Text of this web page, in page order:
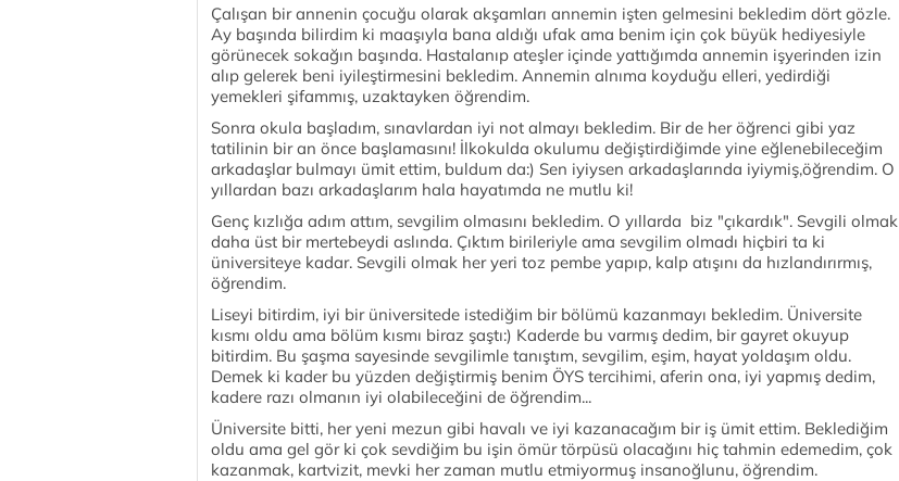
Çalışan bir annenin çocuğu olarak akşamları annemin işten gelmesini bekledim dört gözle.
Ay başında bilirdim ki maaşıyla bana aldığı ufak ama benim için çok büyük hediyesiyle
görünecek sokağın başında. Hastalanıp ateşler içinde yattığımda annemin işyerinden izin
alıp gelerek beni iyileştirmesini bekledim. Annemin alnıma koyduğu elleri, yedirdiği
yemekleri şifammış, uzaktayken öğrendim.
Sonra okula başladım, sınavlardan iyi not almayı bekledim. Bir de her öğrenci gibi yaz
tatilinin bir an önce başlamasını! İlkokulda okulumu değiştirdiğimde yine eğlenebileceğim
arkadaşlar bulmayı ümit ettim, buldum da:) Sen iyiysen arkadaşlarında iyiymiş,öğrendim. O
yıllardan bazı arkadaşlarım hala hayatımda ne mutlu ki!
Genç kızlığa adım attım, sevgilim olmasını bekledim. O yıllarda biz "çıkardık". Sevgili olmak
daha üst bir mertebeydi aslında. Çıktım birileriyle ama sevgilim olmadı hiçbiri ta ki
üniversiteye kadar. Sevgili olmak her yeri toz pembe yapıp, kalp atışını da hızlandırırmış,
öğrendim.
Liseyi bitirdim, iyi bir üniversitede istediğim bir bölümü kazanmayı bekledim. Üniversite
kısmı oldu ama bölüm kısmı biraz şaştı:) Kaderde bu varmış dedim, bir gayret okuyup
bitirdim. Bu şaşma sayesinde sevgilimle tanıştım, sevgilim, eşim, hayat yoldaşım oldu.
Demek ki kader bu yüzden değiştirmiş benim ÖYS tercihimi, aferin ona, iyi yapmış dedim,
kadere razı olmanın iyi olabileceğini de öğrendim...
Üniversite bitti, her yeni mezun gibi havalı ve iyi kazanacağım bir iş ümit ettim. Beklediğim
oldu ama gel gör ki çok sevdiğim bu işin ömür törpüsü olacağını hiç tahmin edemedim, çok
kazanmak, kartvizit, mevki her zaman mutlu etmiyormuş insanoğlunu, öğrendim.